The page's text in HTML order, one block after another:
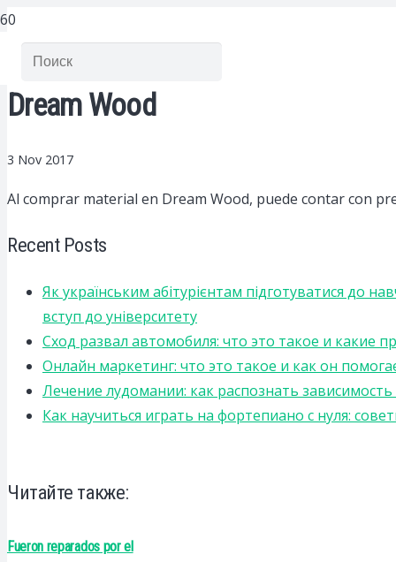
Dream Wood
3 Nov 2017
Al comprar material en Dream Wood, puede contar con
Recent Posts
Як українським абітурієнтам підготуватися до
вступ до університету
Сход развал автомобиля: что это такое и какие
Онлайн маркетинг: что это такое и как он
Лечение лудомании: как распознать
Как научиться играть на фортепиано с нуля:
Читайте также:
Fueron reparados por el